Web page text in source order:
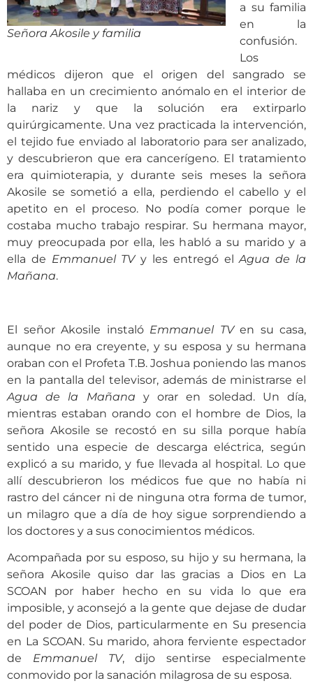
Señora Akosile y familia
a su familia
en la
confusión.
Los
médicos dijeron que el origen del sangrado se
hallaba en un crecimiento anómalo en el interior de
la nariz y que la solución era extirparlo
quirúrgicamente. Una vez practicada la intervención,
el tejido fue enviado al laboratorio para ser analizado,
y descubrieron que era cancerígeno. El tratamiento
era quimioterapia, y durante seis meses la señora
Akosile se sometió a ella, perdiendo el cabello y el
apetito en el proceso. No podía comer porque le
costaba mucho trabajo respirar. Su hermana mayor,
muy preocupada por ella, les habló a su marido y a
ella de Emmanuel TVy les entregó elAgua de la
Mañana.
El señor Akosile instaló Emmanuel TVen su casa,
aunque no era creyente, y su esposa y su hermana
oraban con el Profeta T.B. Joshua poniendo las manos
en la pantalla del televisor, además de ministrarse el
Agua de la Mañana y orar en soledad. Un día,
mientras estaban orando con el hombre de Dios, la
señora Akosile se recostó en su silla porque había
sentido una especie de descarga eléctrica, según
explicó a su marido, y fue llevada al hospital. Lo que
allí descubrieron los médicos fue que no había ni
rastro del cáncer ni de ninguna otra forma de tumor,
un milagro que a día de hoy sigue sorprendiendo a
los doctores y a sus conocimientos médicos.
Acompañada por su esposo, su hijo y su hermana, la
señora Akosile quiso dar las gracias a Dios en La
SCOAN por haber hecho en su vida lo que era
imposible, y aconsejó a la gente que dejase de dudar
del poder de Dios, particularmente en Su presencia
en La SCOAN. Su marido, ahora ferviente espectador
de Emmanuel TV, dijo sentirse especialmente
conmovido por la sanación milagrosa de su esposa.